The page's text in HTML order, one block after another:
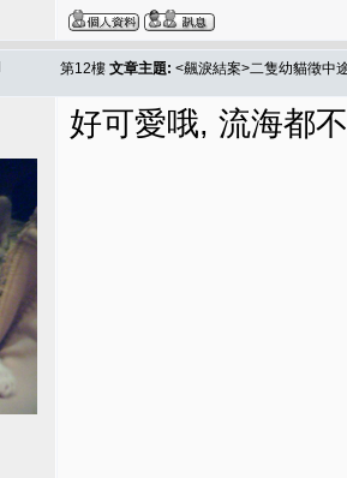
第12樓 文章主題: <飆淚結案>二隻幼貓徵中
好可愛哦, 流海都